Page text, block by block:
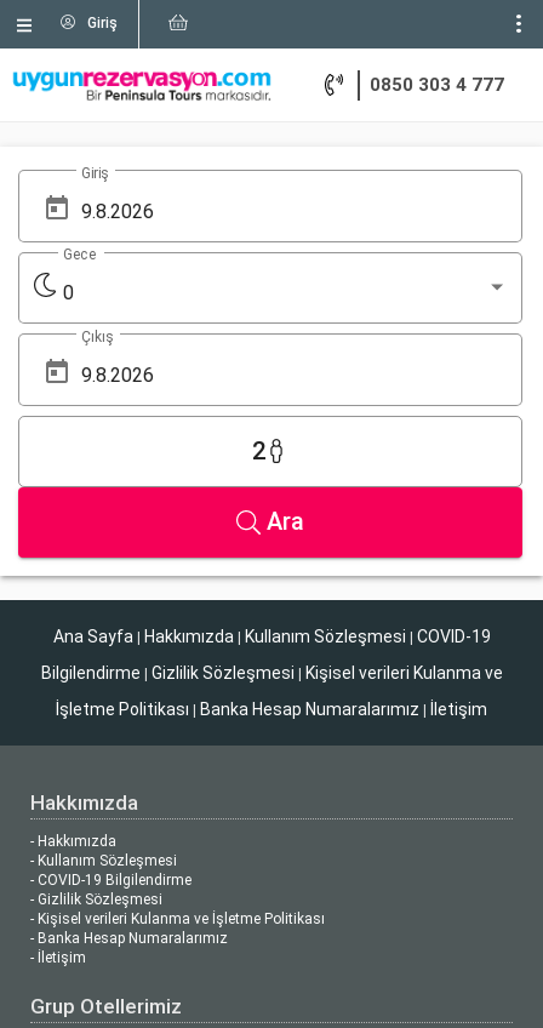
Giriş
0850 303 4 777
Giriş
0
Gece
Çıkış
2
Ara
Ana Sayfa | Hakkımızda | Kullanım Sözleşmesi | COVID-19
Bilgilendirme | Gizlilik Sözleşmesi | Kişisel verileri Kulanma ve
İşletme Politikası | Banka Hesap Numaralarımız | İletişim
Hakkımızda
- Hakkımızda
- Kullanım Sözleşmesi
- COVID-19 Bilgilendirme
- Gizlilik Sözleşmesi
- Kişisel verileri Kulanma ve İşletme Politikası
- Banka Hesap Numaralarımız
- İletişim
Grup Otellerimiz